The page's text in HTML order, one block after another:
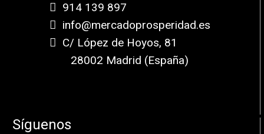
914 139 897
info@mercadoprosperidad.es
C/ López de Hoyos, 81
28002 Madrid (España)
Síguenos